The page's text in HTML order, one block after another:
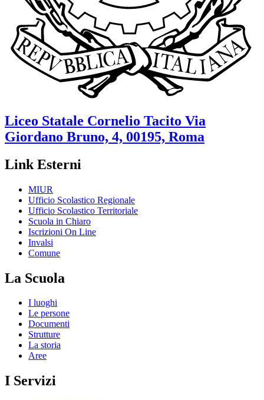
Liceo Statale Cornelio Tacito Via
Giordano Bruno, 4, 00195, Roma
Link Esterni
MIUR
Ufficio Scolastico Regionale
Ufficio Scolastico Territoriale
Scuola in Chiaro
Iscrizioni On Line
Invalsi
Comune
La Scuola
I luoghi
Le persone
Documenti
Strutture
La storia
Aree
I Servizi